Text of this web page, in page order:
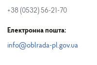
+38 (0532) 56-21-70
Електронна пошта:
info@oblrada-pl.gov.ua